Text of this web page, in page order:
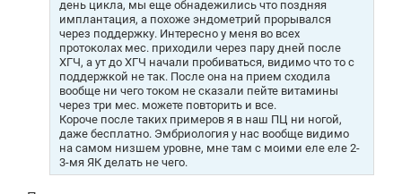
день цикла, мы еще обнадежились что поздняя
имплантация, а похоже эндометрий прорывался
через поддержку. Интересно у меня во всех
протоколах мес. приходили через пару дней после
ХГЧ, а ут до ХГЧ начали пробиваться, видимо что то с
поддержкой не так. После она на прием сходила
вообще ни чего током не сказали пейте витамины
через три мес. можете повторить и все.
Короче после таких примеров я в наш ПЦ ни ногой,
даже бесплатно. Эмбриология у нас вообще видимо
на самом низшем уровне, мне там с моими еле еле 2-
3-мя ЯК делать не чего.